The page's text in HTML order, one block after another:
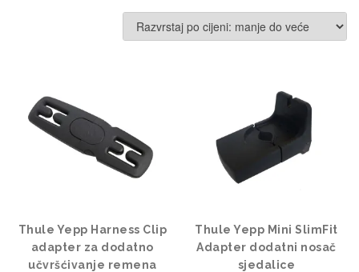
po
cijeni:
od
Thule Yepp Harness Clip
adapter za dodatno
učvršćivanje remena
Thule Yepp Mini SlimFit
Adapter dodatni nosač
sjedalice